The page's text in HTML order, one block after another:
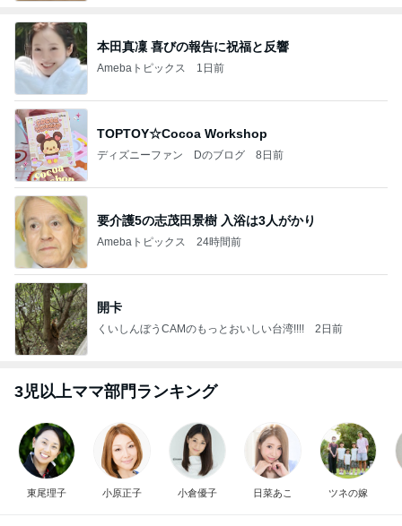
本田真凜 喜びの報告に祝福と反響
Amebaトピックス 1日前
TOPTOY☆Cocoa Workshop
ディズニーファン Dのブログ 8日前
要介護5の志茂田景樹 入浴は3人がかり
Amebaトピックス 24時間前
開卡
くいしんぼうCAMのもっとおいしい台湾!!!! 2日前
3児以上ママ部門ランキング
東尾理子 小原正子 小倉優子 日菜あこ ツネの嫁